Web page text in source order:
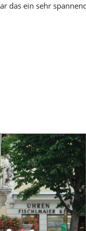
das ein sehr